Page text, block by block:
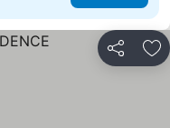
แชร์ เ